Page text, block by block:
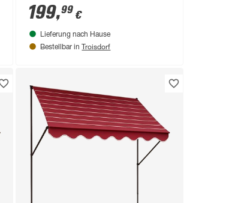
150 cm
199,99 €
Lieferung nach Hause
Bestellbar in Troisdorf